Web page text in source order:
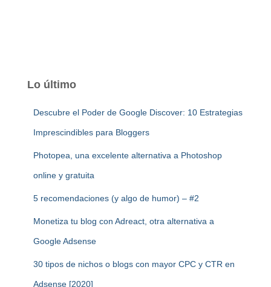
Lo último
Descubre el Poder de Google Discover: 10 Estrategias
Imprescindibles para Bloggers
Photopea, una excelente alternativa a Photoshop
online y gratuita
5 recomendaciones (y algo de humor) – #2
Monetiza tu blog con Adreact, otra alternativa a
Google Adsense
30 tipos de nichos o blogs con mayor CPC y CTR en
Adsense [2020]